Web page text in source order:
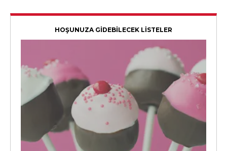
HOŞUNUZA GİDEBİLECEK LİSTELER